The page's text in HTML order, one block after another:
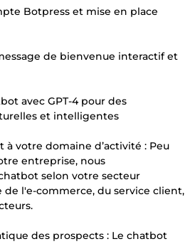
Botpress et mise en place
de bienvenue interactif et
avec GPT-4 pour des
et intelligentes
votre domaine d’activité : Peu
entreprise, nous
selon votre secteur
de l'e-commerce, du service client,
des prospects : Le chatbot